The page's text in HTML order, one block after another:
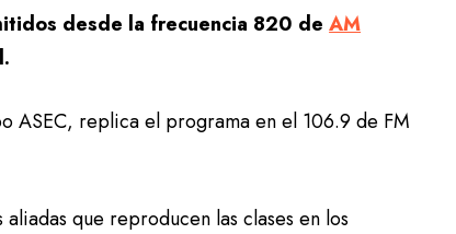
desde la frecuencia 820 deAM
ASEC, replica el programa en el 106.9 de FM
que reproducen las clases en los